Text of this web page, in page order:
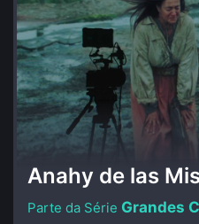
Anahy de las
Grandes